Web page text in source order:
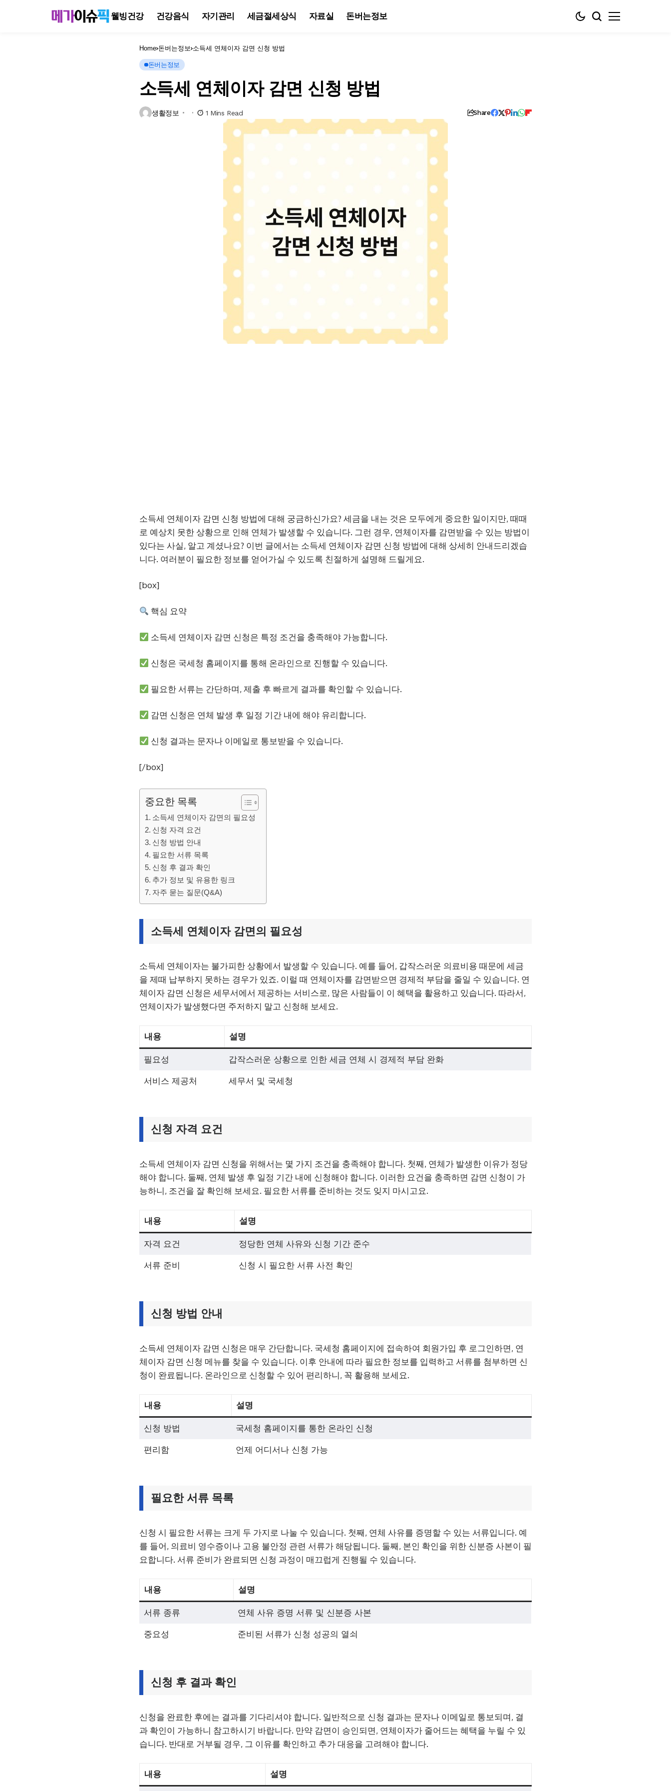
웰빙건강 건강음식 자기관리 세금절세상식 자료실 돈버는정보
Home 돈버는정보 소득세 연체이자 감면 신청 방법
돈버는정보
소득세 연체이자 감면 신청 방법
생활정보 1 Mins Read Share
소득세 연체이자 감면 신청 방법에 대해 궁금하신가요? 세금을 내는 것은 모두에게 중요한 일이지만, 때때
로 예상치 못한 상황으로 인해 연체가 발생할 수 있습니다. 그런 경우, 연체이자를 감면받을 수 있는 방법이
있다는 사실, 알고 계셨나요? 이번 글에서는 소득세 연체이자 감면 신청 방법에 대해 상세히 안내드리겠습
니다. 여러분이 필요한 정보를 얻어가실 수 있도록 친절하게 설명해 드릴게요.
[box]
핵심 요약
소득세 연체이자 감면 신청은 특정 조건을 충족해야 가능합니다.
신청은 국세청 홈페이지를 통해 온라인으로 진행할 수 있습니다.
필요한 서류는 간단하며, 제출 후 빠르게 결과를 확인할 수 있습니다.
감면 신청은 연체 발생 후 일정 기간 내에 해야 유리합니다.
신청 결과는 문자나 이메일로 통보받을 수 있습니다.
[/box]
중요한 목록
소득세 연체이자 감면의 필요성
신청 자격 요건
신청 방법 안내
필요한 서류 목록
신청 후 결과 확인
추가 정보 및 유용한 링크
자주 묻는 질문(Q&A)
소득세 연체이자 감면의 필요성
소득세 연체이자는 불가피한 상황에서 발생할 수 있습니다. 예를 들어, 갑작스러운 의료비용 때문에 세금
을 제때 납부하지 못하는 경우가 있죠. 이럴 때 연체이자를 감면받으면 경제적 부담을 줄일 수 있습니다. 연
체이자 감면 신청은 세무서에서 제공하는 서비스로, 많은 사람들이 이 혜택을 활용하고 있습니다. 따라서,
연체이자가 발생했다면 주저하지 말고 신청해 보세요.
내용 설명
필요성 갑작스러운 상황으로 인한 세금 연체 시 경제적 부담 완화
서비스 제공처 세무서 및 국세청
신청 자격 요건
소득세 연체이자 감면 신청을 위해서는 몇 가지 조건을 충족해야 합니다. 첫째, 연체가 발생한 이유가 정당
해야 합니다. 둘째, 연체 발생 후 일정 기간 내에 신청해야 합니다. 이러한 요건을 충족하면 감면 신청이 가
능하니, 조건을 잘 확인해 보세요. 필요한 서류를 준비하는 것도 잊지 마시고요.
내용 설명
자격 요건 정당한 연체 사유와 신청 기간 준수
서류 준비 신청 시 필요한 서류 사전 확인
신청 방법 안내
소득세 연체이자 감면 신청은 매우 간단합니다. 국세청 홈페이지에 접속하여 회원가입 후 로그인하면, 연
체이자 감면 신청 메뉴를 찾을 수 있습니다. 이후 안내에 따라 필요한 정보를 입력하고 서류를 첨부하면 신
청이 완료됩니다. 온라인으로 신청할 수 있어 편리하니, 꼭 활용해 보세요.
내용 설명
신청 방법 국세청 홈페이지를 통한 온라인 신청
편리함 언제 어디서나 신청 가능
필요한 서류 목록
신청 시 필요한 서류는 크게 두 가지로 나눌 수 있습니다. 첫째, 연체 사유를 증명할 수 있는 서류입니다. 예
를 들어, 의료비 영수증이나 고용 불안정 관련 서류가 해당됩니다. 둘째, 본인 확인을 위한 신분증 사본이 필
요합니다. 서류 준비가 완료되면 신청 과정이 매끄럽게 진행될 수 있습니다.
내용 설명
서류 종류 연체 사유 증명 서류 및 신분증 사본
중요성 준비된 서류가 신청 성공의 열쇠
신청 후 결과 확인
신청을 완료한 후에는 결과를 기다리셔야 합니다. 일반적으로 신청 결과는 문자나 이메일로 통보되며, 결
과 확인이 가능하니 참고하시기 바랍니다. 만약 감면이 승인되면, 연체이자가 줄어드는 혜택을 누릴 수 있
습니다. 반대로 거부될 경우, 그 이유를 확인하고 추가 대응을 고려해야 합니다.
내용 설명